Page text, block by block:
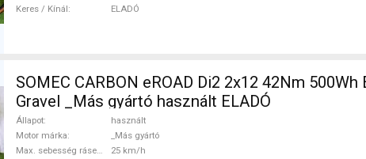
Keres / Kínál
ELADÓ
SOMEC CARBON eROAD Di2 2x12 42Nm
Gravel _Más gyártó használt ELADÓ
Állapot
használt
Motor márka
_Más gyártó
Max. sebesség rásegítéssel
25 km/h